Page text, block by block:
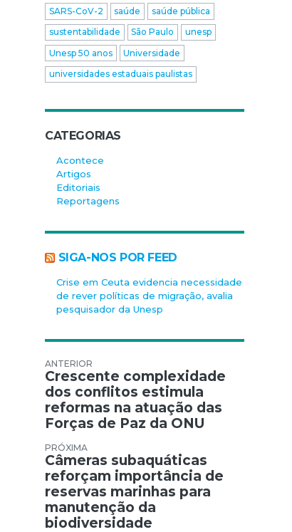
SARS-CoV-2
saúde
saúde pública
sustentabilidade
São Paulo
unesp
Unesp 50 anos
Universidade
universidades estaduais paulistas
CATEGORIAS
Acontece
Artigos
Editoriais
Reportagens
SIGA-NOS POR FEED
Crise em Ceuta evidencia necessidade
de rever políticas de migração, avalia
pesquisador da Unesp
Navegação de Post
Crescente complexidade
dos conflitos estimula
reformas na atuação das
Forças de Paz da ONU
Câmeras subaquáticas
reforçam importância de
reservas marinhas para
manutenção da
biodiversidade